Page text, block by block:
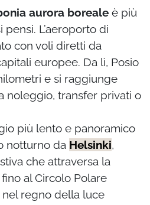
aurora boreale è più
L’aeroporto di
con voli diretti da
europee. Da lì, Posio
e si raggiunge
noleggio, transfer privati o
più lento e panoramico
notturno da Helsinki,
che attraversa la
al Circolo Polare
regno della luce